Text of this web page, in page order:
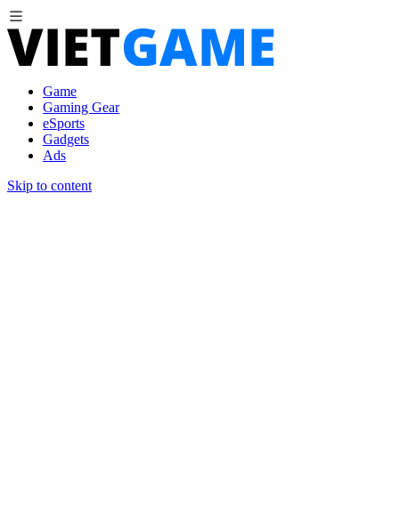
Game
Gaming Gear
eSports
Gadgets
Ads
Skip to content